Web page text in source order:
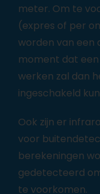
meter. Om te
(expres of per
worden van een
moment dat
werken zal dan
ingeschakeld
Ook zijn er
voor
berekeningen
gedetecteerd
te voorkomen.